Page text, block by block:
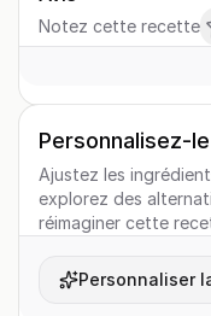
Notez cette recette
Personnalisez-le
Ajustez les
explorez des
réimaginer cette
Personnaliser